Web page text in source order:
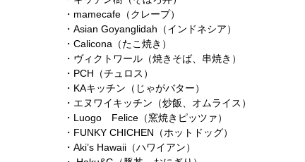
・mamecafe（クレープ）
・Asian Goyanglidah（インドネシア）
・Calicona（たこ焼き）
・ヴィクトワール（焼きそば、串焼き）
・PCH（チュロス）
・KAキッチン（じゃがバター）
・エヌワイキッチン（炒飯、オムライス）
・Luogo Felice（窯焼きピッツァ）
・FUNKY CHICHEN（ホットドッグ）
・Aki’s Hawaii（ハワイアン）